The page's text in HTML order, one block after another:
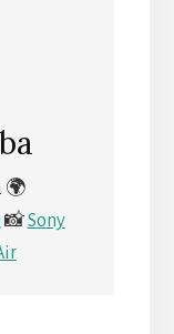
🌍
📸Sony